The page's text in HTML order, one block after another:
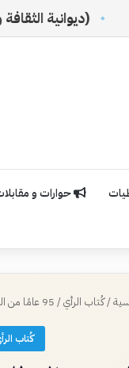
الثقافة والفنون)
حوارات و
/كُتاب الرأي/ 95 عامًا من الفخر والعطاء.. وطنٌ نبضٌ في القلب
كُتاب